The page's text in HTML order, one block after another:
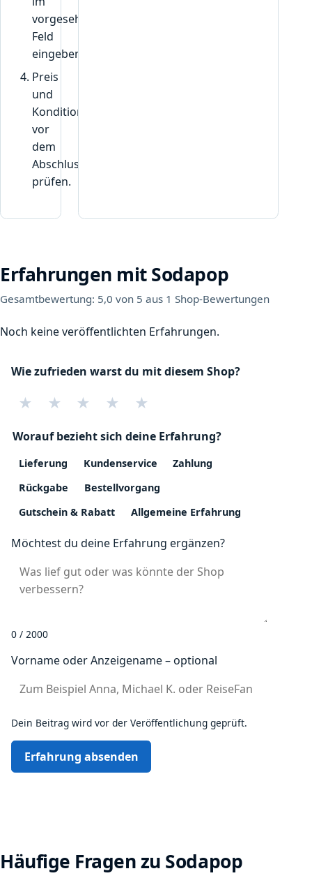
vorgesehenen
Feld
eingeben.
Preis
und
Konditionen
vor
dem
Abschluss
prüfen.
Erfahrungen mit Sodapop
Gesamtbewertung: 5,0 von 5 aus 1 Shop-Bewertungen
Noch keine veröffentlichten Erfahrungen.
Wie zufrieden warst du mit diesem Shop?
★ ★ ★ ★ ★
Worauf bezieht sich deine Erfahrung?
Lieferung Kundenservice
Zahlung
Rückgabe
Bestellvorgang
Gutschein & Rabatt
Allgemeine Erfahrung
Möchtest du deine Erfahrung ergänzen?
0 / 2000
Vorname oder Anzeigename – optional
Dein Beitrag wird vor der Veröffentlichung geprüft.
Erfahrung absenden
Häufige Fragen zu Sodapop